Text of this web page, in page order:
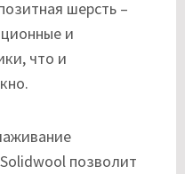
шерсть –
и
что и
позволит